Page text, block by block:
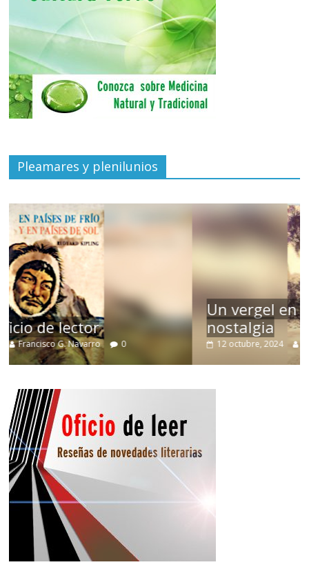
Pleamares y plenilunios
Un vergel en las nieblas de la
nostalgia
12 octubre, 2024 Francisco G. Navarro 0